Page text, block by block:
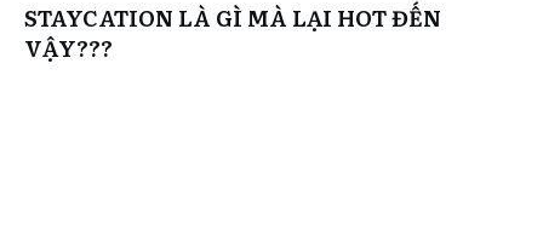
STAYCATION LÀ GÌ MÀ LẠI HOT ĐẾN
VẬY???